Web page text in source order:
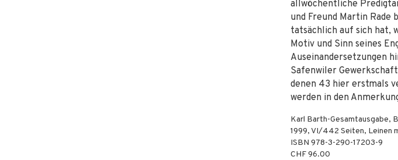
allwöchentliche
und Freund Martin Rade
tatsächlich auf sich hat,
Motiv und Sinn seines
Auseinandersetzungen
Safenwiler
denen 43 hier erstmals
werden in den
Karl Barth-Gesamtausgabe,
1999,VI/442 Seiten, Leinen
ISBN 978-3-290-17203-9
CHF 96.00